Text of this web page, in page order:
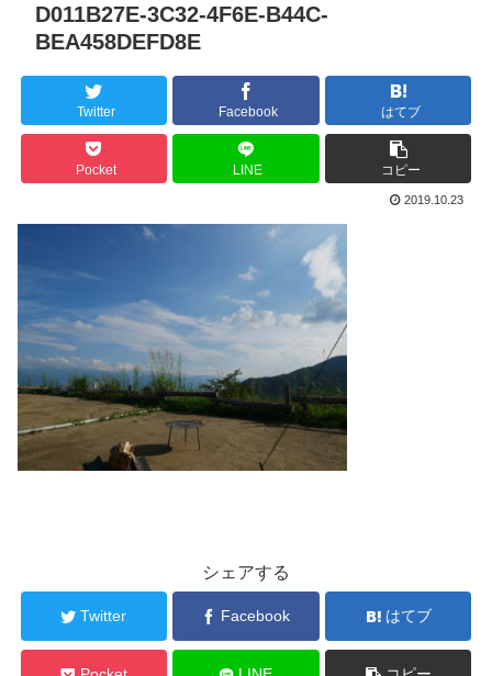
D011B27E-3C32-4F6E-B44C-
BEA458DEFD8E
Twitter Facebook はてブ
Pocket LINE コピー
2019.10.23
シェアする
Twitter Facebook はてブ